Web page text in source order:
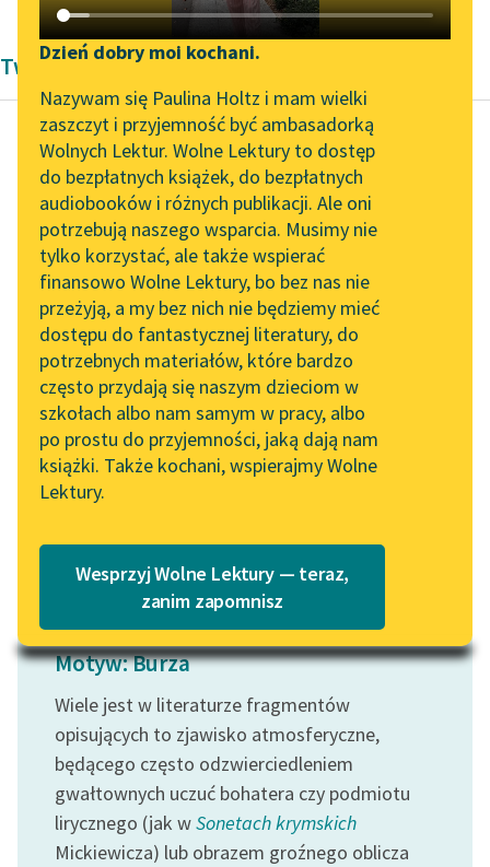
Katalog DAISY
Podkasty o książkach
Zgłoś brak utworu
Aktualności
„Prokurator Alicja Horn”
do słuchania
Byliśmy częścią AI Impact
Lab
Zapraszamy na spotkanie
online z tłumaczkami
literatury skandynawskiej
Spotkanie z Katarzyną
Tunkiel w Oslo
102. lata temu zmarł
Joseph Conrad
Lektury szkolne i klasyka
literatury do słuchania dla
uczennic i uczniów z
niepełnosprawnościami
E-kolekcja lektur
szkolnych i literatury do
słuchania dla uczennic i
uczniów z
niepełnosprawnościami
Narzędzia
Mapa Wolnych Lektur
Leśmianator
Przewodnik dla piszących i
czytających
API
OAI-PMH
Widget Wolnych Lektur
Przypisy
Katalog w formacie PDF
Dzień dobry moi kochani.
Nazywam się Paulina Holtz i mam wielki
zaszczyt i przyjemność być ambasadorką
Wolnych Lektur. Wolne Lektury to dostęp
do bezpłatnych książek, do bezpłatnych
audiobooków i różnych publikacji. Ale oni
potrzebują naszego wsparcia. Musimy nie
tylko korzystać, ale także wspierać
finansowo Wolne Lektury, bo bez nas nie
przeżyją, a my bez nich nie będziemy mieć
dostępu do fantastycznej literatury, do
potrzebnych materiałów, które bardzo
często przydają się naszym dzieciom w
szkołach albo nam samym w pracy, albo
po prostu do przyjemności, jaką dają nam
książki. Także kochani, wspierajmy Wolne
Lektury.
Wesprzyj Wolne Lektury — teraz,
zanim zapomnisz
Twórczość Halina Górska
Halina Górska
O księciu
Gotfrydzie, rycerzu
Gwiazdy Wigilijnej
Aliści pod wieczór dnia
tego straszna się
zerwała burza.
Najstarsi ludzie
powiadają, że nigdy
jeszcze...
Motyw: Burza
Wiele jest w literaturze fragmentów
opisujących to zjawisko atmosferyczne,
będącego często odzwierciedleniem
gwałtownych uczuć bohatera czy podmiotu
lirycznego (jak wSonetach krymskich
Mickiewicza) lub obrazem groźnego oblicza